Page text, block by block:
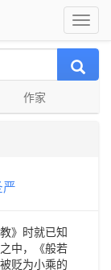
作家
》时就已知
中，《般若
贬为小乘的